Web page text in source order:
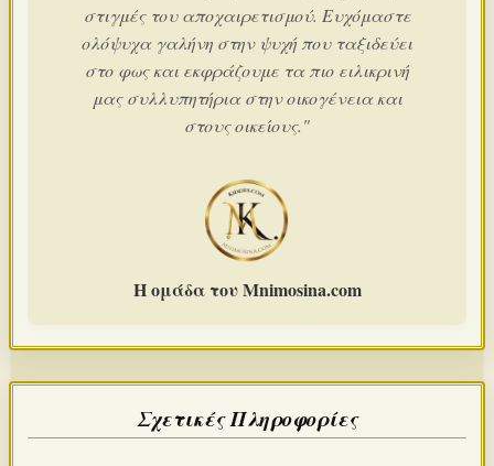
στιγμές του αποχαιρετισμού. Ευχόμαστε
ολόψυχα γαλήνη στην ψυχή που ταξιδεύει
στο φως και εκφράζουμε τα πιο ειλικρινή
μας συλλυπητήρια στην οικογένεια και
στους οικείους."
Η ομάδα του Mnimosina.com
Σχετικές Πληροφορίες